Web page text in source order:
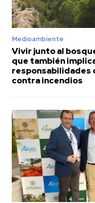
Medioambiente
Vivir junto al
que también
responsabilidades
contra incendios